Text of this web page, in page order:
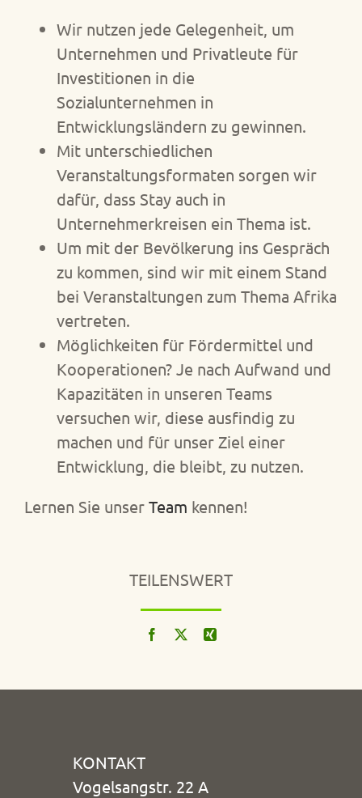
Wir nutzen jede Gelegenheit, um
Unternehmen und Privatleute für
Investitionen in die
Sozialunternehmen in
Entwicklungsländern zu gewinnen.
Mit unterschiedlichen
Veranstaltungsformaten sorgen wir
dafür, dass Stay auch in
Unternehmerkreisen ein Thema ist.
Um mit der Bevölkerung ins Gespräch
zu kommen, sind wir mit einem Stand
bei Veranstaltungen zum Thema Afrika
vertreten.
Möglichkeiten für Fördermittel und
Kooperationen? Je nach Aufwand und
Kapazitäten in unseren Teams
versuchen wir, diese ausfindig zu
machen und für unser Ziel einer
Entwicklung, die bleibt, zu nutzen.
Lernen Sie unser Team kennen!
TEILENSWERT
KONTAKT
Vogelsangstr. 22 A